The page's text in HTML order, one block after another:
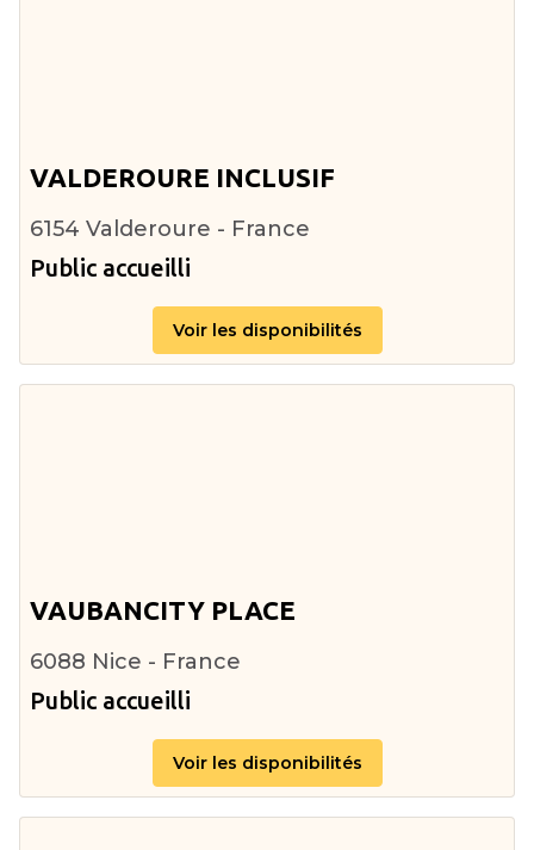
VALDEROURE INCLUSIF
6154 Valderoure - France
Public accueilli
Voir les disponibilités
VAUBANCITY PLACE
6088 Nice - France
Public accueilli
Voir les disponibilités